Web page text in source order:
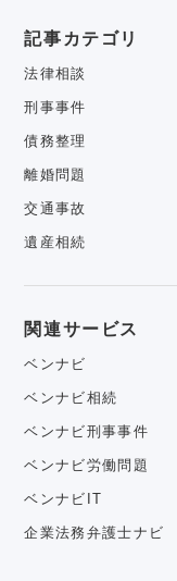
記事カテゴリ
法律相談
刑事事件
債務整理
離婚問題
交通事故
遺産相続
関連サービス
ベンナビ
ベンナビ相続
ベンナビ刑事事件
ベンナビ労働問題
ベンナビIT
企業法務弁護士ナビ